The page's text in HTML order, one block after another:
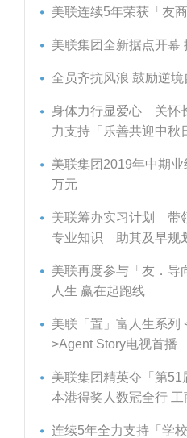
美联连续5年荣获「友
美联集团全新据点开幕
全员齐抗风浪 鼓励逆境
身体力行显爱心 关怀
力支持「乐善共迎中秋
美联集团2019年中期
万元
美联筹办实习计划 带
专业知识 助其及早规
美联再度参与「友．导
人生 赢在起跑线
美联「置」富人生系列
>Agent Story电视首播
美联集团精英夺「第
本港得奖人数冠全行
连续5年全力支持「学